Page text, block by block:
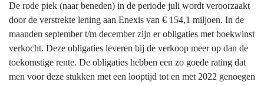
De rode piek (naar beneden) in de periode juli wordt veroorzaakt
door de verstrekte lening aan Enexis van € 154,1 miljoen. In de
maanden september t/m december zijn er obligaties met boekwinst
verkocht. Deze obligaties leveren bij de verkoop meer op dan de
toekomstige rente. De obligaties hebben een zo goede rating dat
men voor deze stukken met een looptijd tot en met 2022 genoegen